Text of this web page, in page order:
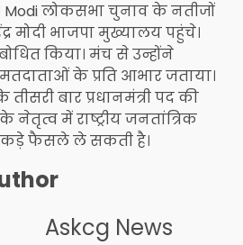
Modi लोकसभा चुनाव के नतीजों
मोदी भाजपा मुख्यालय पहुंचे।
किया। मंच से उन्होंने
के प्रति आभार जताया।
बार प्रधानमंत्री पद की
में राष्ट्रीय जनतांत्रिक
फैसले ले सकती है।
Askcg News